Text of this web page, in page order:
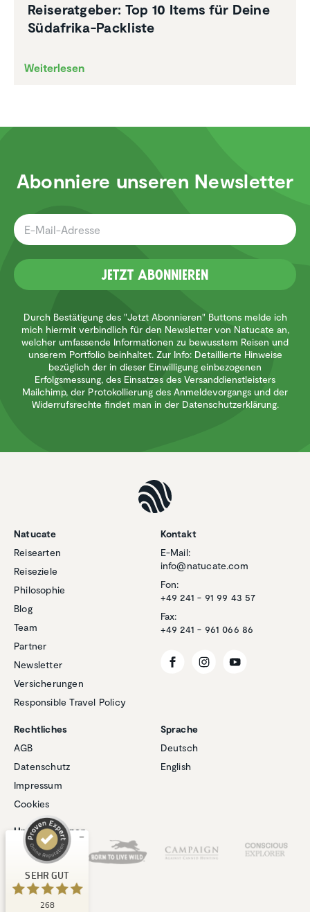
Reise­rat­geber: Top 10 Items für Deine
Südafrika-Packliste
Weiterlesen
Abonniere unseren Newsletter
Jetzt Abonnieren
Durch Bestätigung des "Jetzt Abonnieren" Buttons melde ich
mich hiermit verbindlich für den Newsletter von Natucate an,
welcher umfassende Informationen zu bewusstem Reisen und
unserem Portfolio beinhaltet. Zur Info: Detaillierte Hinweise
bezüglich der in dieser Einwilligung einbezogenen
Erfolgsmessung, des Einsatzes des Versanddienstleisters
Mailchimp, der Protokollierung des Anmeldevorgangs und der
Widerrufsrechte findet man in der Datenschutzerklärung.
Natucate
Reisearten
Reiseziele
Philosophie
Blog
Team
Partner
Newsletter
Versicherungen
Responsible Travel Policy
Kontakt
E-Mail:
info@natucate.com
Fon:
+49 241 - 91 99 43 57
Fax:
+49 241 - 961 066 86
Rechtliches
AGB
Datenschutz
Impressum
Cookies
Sprache
Deutsch
English
Unsere Partner
SEHR GUT
268
Kundenbewertungen und Erfahrungen zu
SEHR GUT
4,94
/
5,00
1
Bewertung auf
267
anderen Quellen
Blick aufs ProvenExpert-Profil werfen